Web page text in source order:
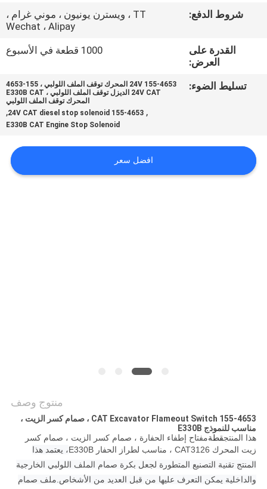
اتصل
PRIVACY
شروط الدفع:
TT ، ويسترن يونيون ، موني غرام ،
Wechat ، Alipay
القدرة على
العرض:
1000 قطعة في الأسبوع
تسليط الضوء:
155-4653 24V المحرك توقف الملف اللولبي ، 155-4653
24V CAT الديزل توقف الملف اللولبي ، E330B CAT
المحرك توقف الملف اللولبي
,
155-4653 24V CAT diesel stop solenoid
,
E330B CAT Engine Stop Solenoid
افضل سعر
منتوج وصف
155-4653 CAT Excavator Flameout Switch ، صمام كسر الزيت ،
مناسب للنموذج E330B
هذا المنتجقطةمفتاح إطفاء الحفارة ، صمام كسر الزيت ، صمام كسر
زيت المحرك CAT3126 ، مناسب لطراز الحفار E330B
، يعتمد هذا
المنتج تقنية التصنيع المتطورة لجعل بكرة صمام الملف اللولبي الخارجية
والداخلية يمكن التعرف عليها من قبل العديد من الأشخاص.ملف صمام